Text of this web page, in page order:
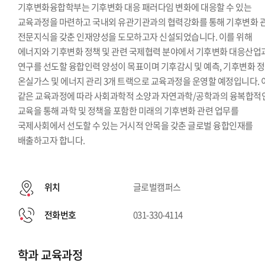
기후변화융합학부는 기후변화 대응 패러다임 변화에 대응할 수 있는
교육과정을 마련하고 국내외 유관기관과의 협력강화를 통해 기후변화
전문지식을 갖춘 인재양성을 도모하고자 신설되었습니다. 이를 위해
에너지와 기후변화 정책 및 관련 국제협력 분야에서 기후변화 대응산업
연구를 선도할 융합인력 양성이 목표이며 기후감시 및 예측, 기후변화
온실가스 및 에너지 관리 3개 트랙으로 교육과정을 운영할 예정입니다.
같은 교육과정에 따라 사회과학적 소양과 자연과학/공학과의 융복합적
교육을 통해 과학 및 정책을 포함한 미래의 기후변화 관련 업무를
국제사회에서 선도할 수 있는 거시적 안목을 갖춘 글로벌 융합인재를
배출하고자 합니다.
위치 글로벌캠퍼스
전화번호 031-330-4114
학과 교육과정